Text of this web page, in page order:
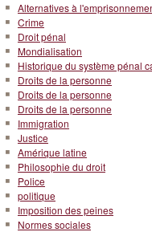
Alternatives à
Crime
Droit pénal
Mondialisation
Historique du système pénal
Droits de la personne
Droits de la personne
Droits de la personne
Immigration
Justice
Amérique latine
Philosophie du droit
Police
politique
Imposition des peines
Normes sociales